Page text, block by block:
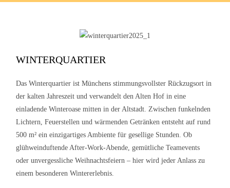
WINTERQUARTIER
Das Winterquartier ist Münchens stimmungsvollster Rückzugsort in
der kalten Jahreszeit und verwandelt den Alten Hof in eine
einladende Winteroase mitten in der Altstadt. Zwischen funkelnden
Lichtern, Feuerstellen und wärmenden Getränken entsteht auf rund
500 m² ein einzigartiges Ambiente für gesellige Stunden. Ob
glühweinduftende After-Work-Abende, gemütliche Teamevents
oder unvergessliche Weihnachtsfeiern – hier wird jeder Anlass zu
einem besonderen Wintererlebnis.